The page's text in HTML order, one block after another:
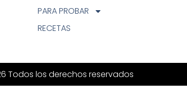
PARA PROBAR
RECETAS
Todos los derechos reservados